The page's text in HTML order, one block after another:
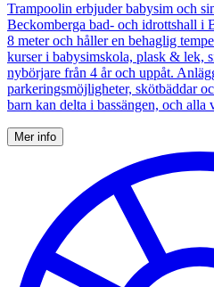
Trampoolin erbjuder babysim och
Beckomberga bad- och idrottshall i
8 meter och håller en behaglig
kurser i babysimskola, plask & lek,
nybörjare från 4 år och uppåt.
parkeringsmöjligheter, skötbäddar
barn kan delta i bassängen, och alla
Mer info